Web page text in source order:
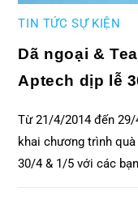
TIN TỨC SỰ KIỆN
Dã ngoại &
Aptech dịp lễ
Từ 21/4/2014 đến
khai chương trình
30/4 & 1/5 với các